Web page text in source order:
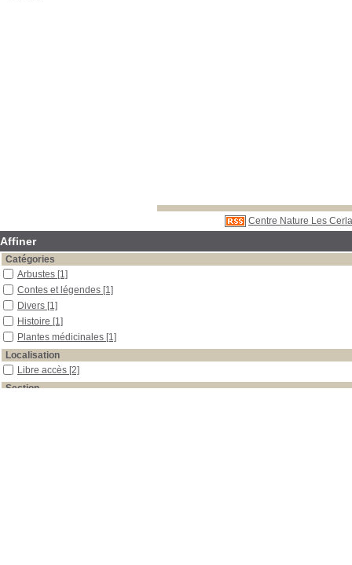
Centre Nature Les
Affiner
Catégories
Arbustes [1]
Contes et légendes [1]
Divers [1]
Histoire [1]
Plantes médicinales [1]
Localisation
Libre accès [2]
Section